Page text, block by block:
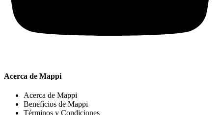
Acerca de Mappi
Acerca de Mappi
Beneficios de Mappi
Términos y Condiciones